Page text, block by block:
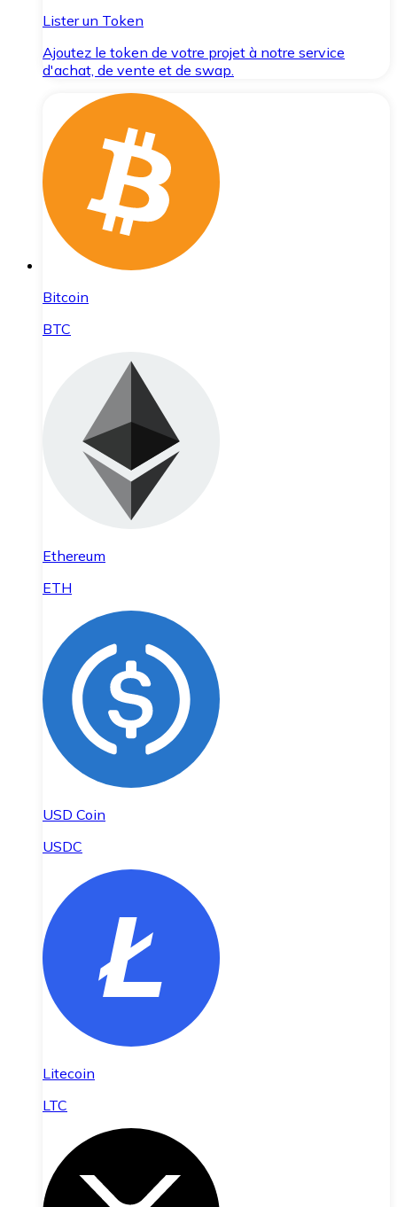
Lister un Token
Ajoutez le token de votre projet à notre service
d'achat, de vente et de swap.
Bitcoin
BTC
Ethereum
ETH
USD Coin
USDC
Litecoin
LTC